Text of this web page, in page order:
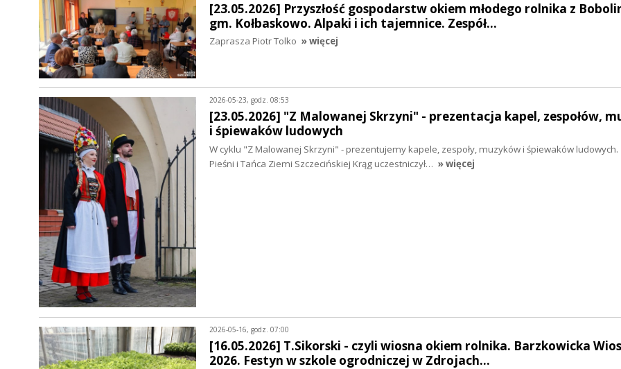
[23.05.2026] Przyszłość gospodarstw okiem młodego rolnika z
gm. Kołbaskowo. Alpaki i ich tajemnice. Zespół…
Zaprasza Piotr Tolko » więcej
2026-05-23, godz. 08:53
[23.05.2026] "Z Malowanej Skrzyni" - prezentacja kapel, zespołów,
i śpiewaków ludowych
W cyklu "Z Malowanej Skrzyni" - prezentujemy kapele, zespoły, muzyków i śpiewaków ludowych.
Pieśni i Tańca Ziemi Szczecińskiej Krąg uczestniczył… » więcej
2026-05-16, godz. 07:00
[16.05.2026] T.Sikorski - czyli wiosna okiem rolnika. Barzkowicka
2026. Festyn w szkole ogrodniczej w Zdrojach…